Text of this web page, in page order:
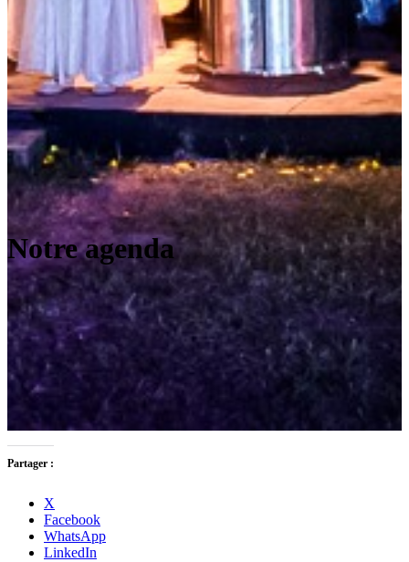
Notre agenda
Partager :
X
Facebook
WhatsApp
LinkedIn